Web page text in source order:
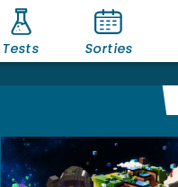
Tests Sorties